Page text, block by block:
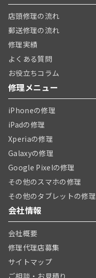
店頭修理の流れ
郵送修理の流れ
修理実績
よくある質問
お役立ちコラム
修理メニュー
iPhoneの修理
iPadの修理
Xperiaの修理
Galaxyの修理
Google Pixelの修理
その他のスマホの修理
その他のタブレットの修理
会社情報
会社概要
修理代理店募集
サイトマップ